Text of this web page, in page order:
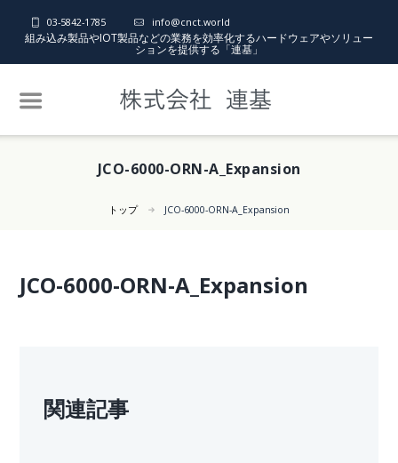
03-5842-1785 info@cnct.world
組み込み製品やIOT製品などの業務を効率化するハードウェアやソリュー
ションを提供する「連基」
JCO-6000-ORN-A_Expansion
トップ JCO-6000-ORN-A_Expansion
JCO-6000-ORN-A_Expansion
関連記事